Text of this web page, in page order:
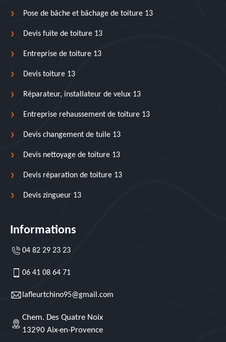
Pose de bâche et bâchage de toiture 13
Devis fuite de toiture 13
Entreprise de toiture 13
Devis toiture 13
Réparateur, installateur de velux 13
Entreprise rehaussement de toiture 13
Devis changement de tuile 13
Devis nettoyage de toiture 13
Devis réparation de toiture 13
Devis zingueur 13
Informations
04 82 29 23 23
06 41 08 64 71
lafleurtchino95@gmail.com
Chem. Des Quatre Noix
13290 Aix-en-Provence